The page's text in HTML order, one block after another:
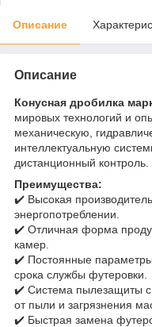
Описание
Описание
Конусная дробилка
мировых технологий и
механическую,
интеллектуальную
дистанционный контроль.
Преимущества:
✔️ Высокая
энергопотреблении.
✔️ Отличная форма
камер.
✔️ Постоянные
срока службы футеровки.
✔️ Система пылезащиты
от пыли и загрязнения
✔️ Быстрая замена